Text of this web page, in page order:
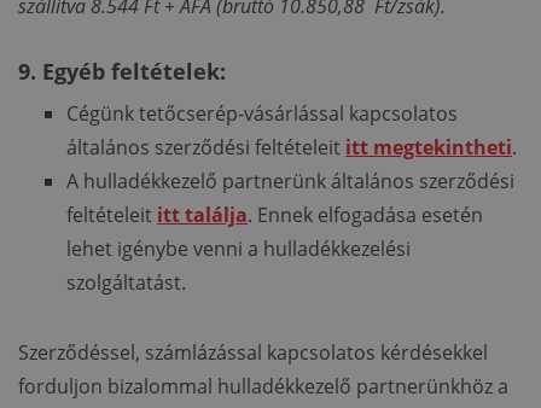
szállítva 8.544 Ft + ÁFA (bruttó 10.850,88 Ft/zsák).
9. Egyéb feltételek:
Cégünk tetőcserép-vásárlással kapcsolatos
általános szerződési feltételeit itt megtekintheti.
A hulladékkezelő partnerünk általános szerződési
feltételeit itt találja. Ennek elfogadása esetén
lehet igénybe venni a hulladékkezelési
szolgáltatást.
Szerződéssel, számlázással kapcsolatos kérdésekkel
forduljon bizalommal hulladékkezelő partnerünkhöz a